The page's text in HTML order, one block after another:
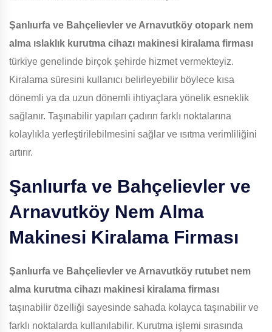
Şanlıurfa ve Bahçelievler ve Arnavutköy otopark nem
alma ıslaklık kurutma cihazı makinesi kiralama firması
türkiye genelinde birçok şehirde hizmet vermekteyiz.
Kiralama süresini kullanıcı belirleyebilir böylece kısa
dönemli ya da uzun dönemli ihtiyaçlara yönelik esneklik
sağlanır. Taşınabilir yapıları çadırın farklı noktalarına
kolaylıkla yerleştirilebilmesini sağlar ve ısıtma verimliliğini
artırır.
Şanlıurfa ve Bahçelievler ve
Arnavutköy Nem Alma
Makinesi Kiralama Firması
Şanlıurfa ve Bahçelievler ve Arnavutköy rutubet nem
alma kurutma cihazı makinesi kiralama firması
taşınabilir özelliği sayesinde sahada kolayca taşınabilir ve
farklı noktalarda kullanılabilir. Kurutma işlemi sırasında